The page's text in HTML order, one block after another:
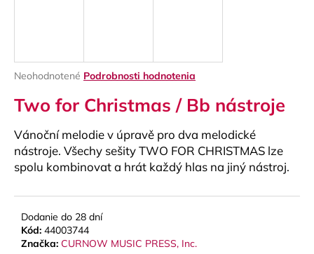
Priemerné
produktu
je
0,0
z
5
hviezdičiek.
Neohodnotené Podrobnosti hodnotenia
Two for Christmas / Bb nástroje
Vánoční melodie v úpravě pro dva melodické
nástroje. Všechy sešity TWO FOR CHRISTMAS lze
spolu kombinovat a hrát každý hlas na jiný nástroj.
Dodanie do 28 dní
Kód: 44003744
Značka: CURNOW MUSIC PRESS, Inc.
ť
HĽADAŤ
O
d